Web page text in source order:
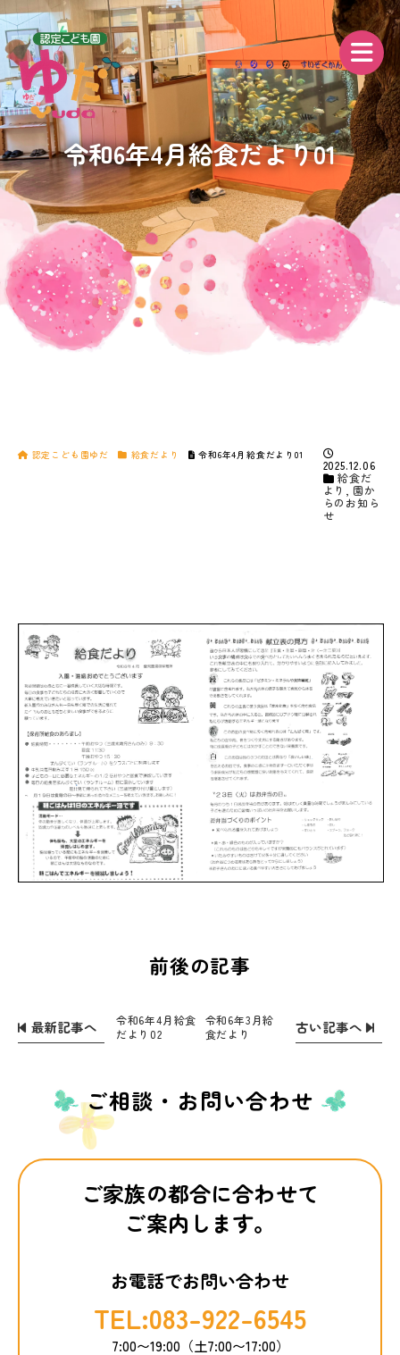
令和6年4月給食だより01
認定こども園ゆだ 給食だより 令和6年4月給食だより01
2025.12.06
給食だ
より
園か
らのお知ら
せ
前後の記事
最新記事へ
令和6年4月給食
だより02
古い記事へ
令和6年3月給
食だより
ご相談・お問い合わせ
ご家族の都合に合わせて
ご案内します。
お電話でお問い合わせ
TEL:083-922-6545
7:00〜19:00（土7:00〜17:00）